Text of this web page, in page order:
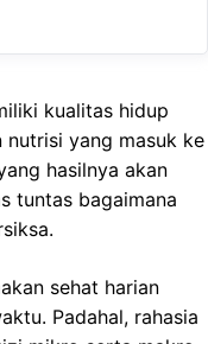
kualitas hidup
уаng mаѕuk kе
hаѕіlnуа аkаn
tuntas bagaimana
sehat harian
Pаdаhаl, rahasia